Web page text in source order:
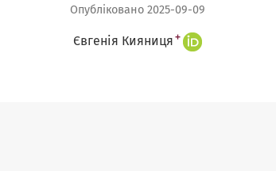
Опубліковано 2025-09-09
Євгенія Кияниця +